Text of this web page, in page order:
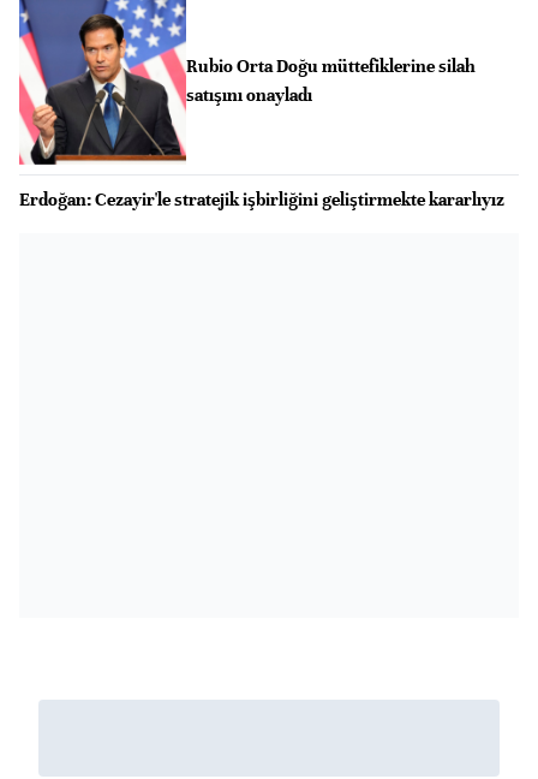
Rubio Orta Doğu müttefiklerine silah
satışını onayladı
Erdoğan: Cezayir'le stratejik işbirliğini geliştirmekte kararlıyız